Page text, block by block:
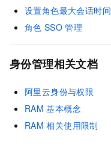
设置角色最大会话时间
角色 SSO 管理
身份管理相关文档
阿里云身份与权限
RAM 基本概念
RAM 相关使用限制